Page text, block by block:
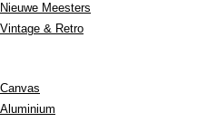
Nieuwe Meesters
Vintage & Retro
Canvas
Aluminium